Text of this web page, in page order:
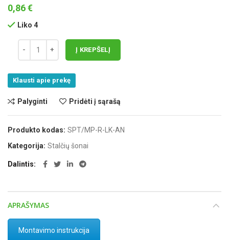
0,86€
Liko 4
Į KREPŠELĮ
Klausti apie prekę
Palyginti Pridėti į sąrašą
Produkto kodas: SPT/MP-R-LK-AN
Kategorija: Stalčių šonai
Dalintis
APRAŠYMAS
Montavimo instrukcija